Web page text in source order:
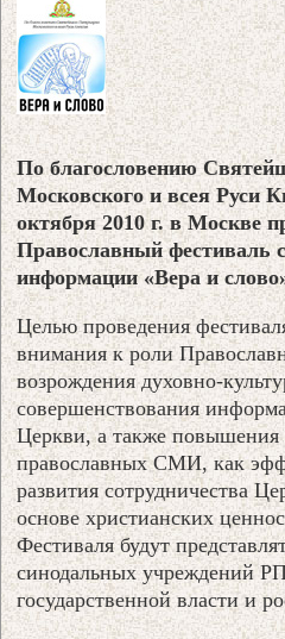
По благословению
Московского и всея Руси
октября 2010 г. в Москве
Православный фестиваль
информации «Вера и
Целью проведения
внимания к роли
возрождения духовно-
совершенствования
Церкви, а также повышения
православных СМИ, как
развития сотрудничества
основе христианских
Фестиваля будут
синодальных учреждений
государственной власти и